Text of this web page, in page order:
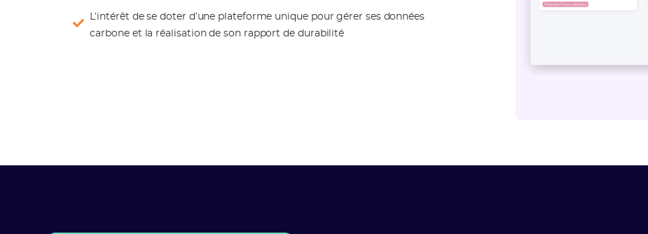
L’intérêt de se doter d’une plateforme unique pour gérer ses données
carbone et la réalisation de son rapport de durabilité